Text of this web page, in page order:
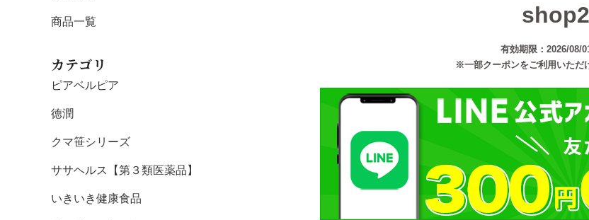
有効期限：2026/08/
※一部クーポンをご利用いただ
商品一覧
カテゴリ
ピアベルピア
徳潤
クマ笹シリーズ
ササヘルス【第３類医薬品】
いきいき健康食品